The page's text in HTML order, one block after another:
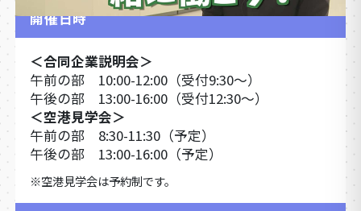
開催日時
＜合同企業説明会＞
午前の部 10:00-12:00（受付9:30～）
午後の部 13:00-16:00（受付12:30～）
＜空港見学会＞
午前の部 8:30-11:30（予定）
午後の部 13:00-16:00（予定）
空港見学会は予約制です。